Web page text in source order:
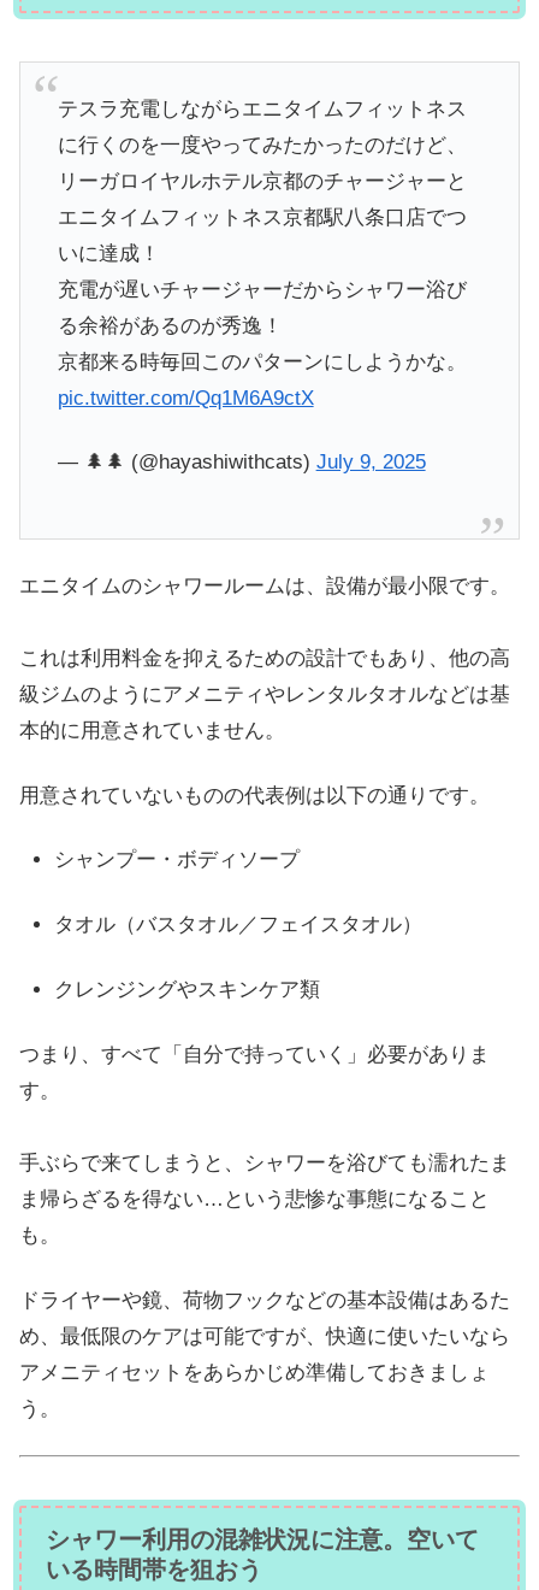
テスラ充電しながらエニタイムフィットネス
に行くのを一度やってみたかったのだけど、
リーガロイヤルホテル京都のチャージャーと
エニタイムフィットネス京都駅八条口店でつ
いに達成！
充電が遅いチャージャーだからシャワー浴び
る余裕があるのが秀逸！
京都来る時毎回このパターンにしようかな。
pic.twitter.com/Qq1M6A9ctX
— 🌲🌲 (@hayashiwithcats) July 9, 2025
エニタイムのシャワールームは、設備が最小限です。
これは利用料金を抑えるための設計でもあり、他の高
級ジムのようにアメニティやレンタルタオルなどは基
本的に用意されていません。
用意されていないものの代表例は以下の通りです。
シャンプー・ボディソープ
タオル（バスタオル／フェイスタオル）
クレンジングやスキンケア類
つまり、すべて「自分で持っていく」必要がありま
す。
手ぶらで来てしまうと、シャワーを浴びても濡れたま
ま帰らざるを得ない…という悲惨な事態になること
も。
ドライヤーや鏡、荷物フックなどの基本設備はあるた
め、最低限のケアは可能ですが、快適に使いたいなら
アメニティセットをあらかじめ準備しておきましょ
う。
シャワー利用の混雑状況に注意。空いて
いる時間帯を狙おう